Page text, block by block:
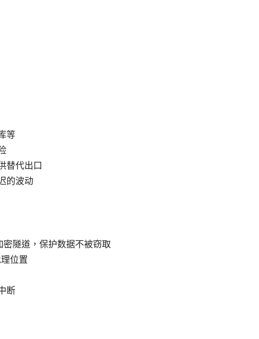
等
替代出口
的波动
隧道，保护数据不被窃取
位置
断